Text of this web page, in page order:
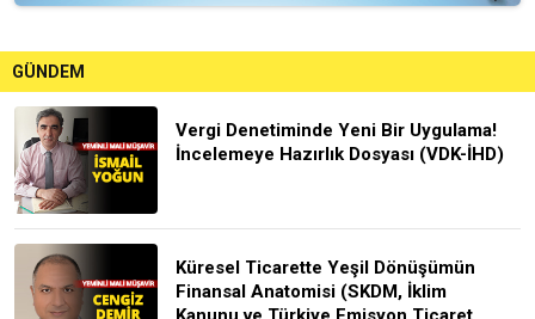
GÜNDEM
Vergi Denetiminde Yeni Bir Uygulama!
İncelemeye Hazırlık Dosyası (VDK-İHD)
Küresel Ticarette Yeşil Dönüşümün
Finansal Anatomisi (SKDM, İklim